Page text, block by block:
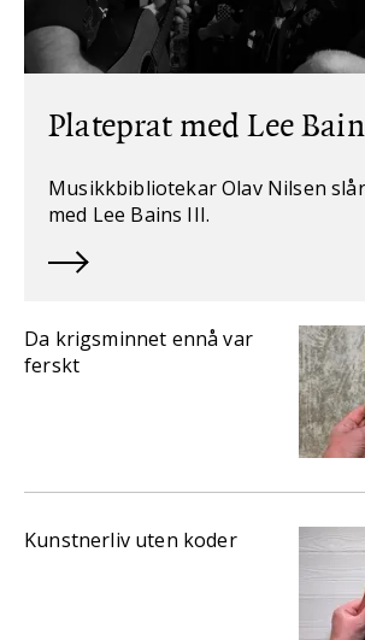
Plateprat med Lee
Musikkbibliotekar Olav Nilsen
med Lee Bains III.
Da krigsminnet ennå var
ferskt
Kunstnerliv uten koder